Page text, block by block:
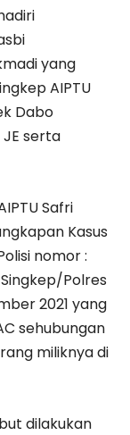
yang
AIPTU
Dabo
serta
Safri
Kasus
nomor :
Polres
2021 yang
sehubungan
miliknya di
dilakukan